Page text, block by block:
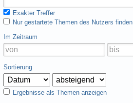
Exakter Treffer
Nur gestartete Themen des Nutzers finden
Im Zeitraum
Sortierung
Ergebnisse als Themen anzeigen